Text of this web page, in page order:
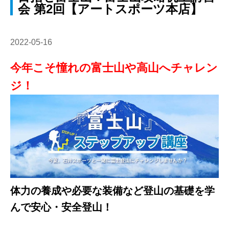
会 第2回【アートスポーツ本店】
2022-05-16
今年こそ憧れの富士山や高山へチャレン
ジ！
体力の養成や必要な装備など登山の基礎を学
んで安心・安全登山！